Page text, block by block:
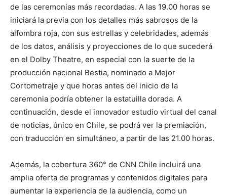
de las ceremonias más recordadas. A las 19.00 horas se
iniciará la previa con los detalles más sabrosos de la
alfombra roja, con sus estrellas y celebridades, además
de los datos, análisis y proyecciones de lo que sucederá
en el Dolby Theatre, en especial con la suerte de la
producción nacional Bestia, nominado a Mejor
Cortometraje y que horas antes del inicio de la
ceremonia podría obtener la estatuilla dorada. A
continuación, desde el innovador estudio virtual del canal
de noticias, único en Chile, se podrá ver la premiación,
con traducción en simultáneo, a partir de las 21.00 horas.
Además, la cobertura 360° de CNN Chile incluirá una
amplia oferta de programas y contenidos digitales para
aumentar la experiencia de la audiencia, como un